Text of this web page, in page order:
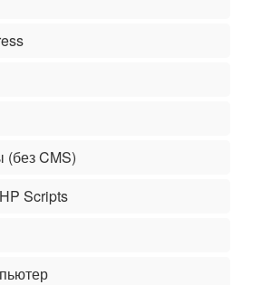
CMS)
Scripts